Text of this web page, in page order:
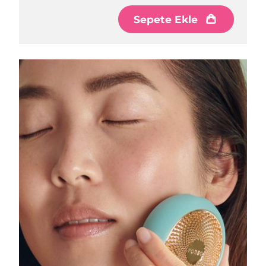
Sepete Ekle
Tahmini teslim tarihi 8/12/26
Malta Tahmini teslim tarihi8/10/26
Tahmini teslim tarihi8/14/26
Monako Tahmini teslim tarihi8/11/26
Hollanda Tahmini teslim tarihi8/10/26
Yeni Zelanda Tahmini teslim tarihi 8/10/26
Norveç Tahmini teslim tarihi8/10/26
Umman Tahmini teslim tarihi8/13/26